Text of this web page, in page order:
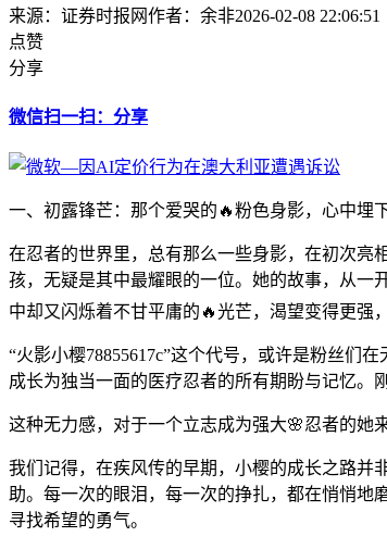
来源：证券时报网作者：余非2026-02-08 22:06:51
点赞
分享
微信扫一扫：分享
一、初露锋芒：那个爱哭的🔥粉色身影，心中埋
在忍者的世界里，总有那么一些身影，在初次亮
孩，无疑是其中最耀眼的一位。她的故事，从
中却又闪烁着不甘平庸的🔥光芒，渴望变得更强
“火影小樱78855617c”这个代号，或许是粉丝们
成长为独当一面的医疗忍者的所有期盼与记忆。
这种无力感，对于一个立志成为强大🌸忍者的她
我们记得，在疾风传的早期，小樱的成长之路并
助。每一次的眼泪，每一次的挣扎，都在悄悄地
寻找希望的勇气。